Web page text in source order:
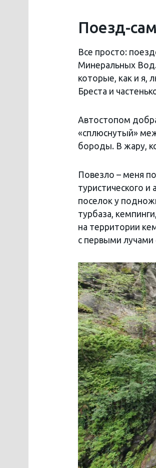
Поезд-
Все просто:
Минеральных
которые, как и я,
Бреста и
Автостопом
«сплюснутый»
бороды. В жару,
Повезло – меня
туристического
поселок у
турбаза,
на территории
с первыми лучами